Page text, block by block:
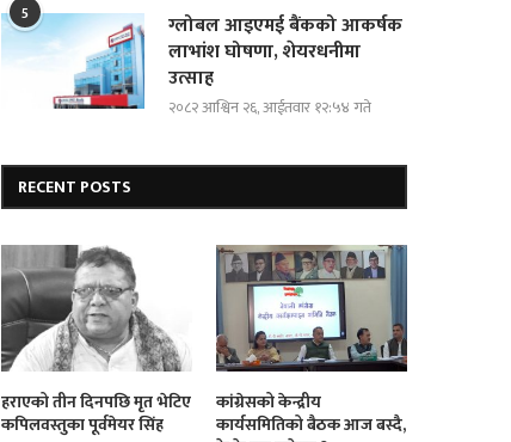
आज राष्ट्रिय सभाको बैठक बस्दै, यस्तो छ
कार्यसूची
विराटनगरका प्रतिष्ठित उद्योगीको
5
ग्लोबल आइएमई बैंकको आकर्षक
लाभांश घोषणा, शेयरधनीमा
उत्साह
२०८२ आश्विन २६, आईतवार १२:५४ गते
RECENT POSTS
हराएको तीन दिनपछि मृत भेटिए
कपिलवस्तुका पूर्वमेयर सिंह
कांग्रेसको केन्द्रीय
कार्यसमितिको बैठक आज बस्दै,